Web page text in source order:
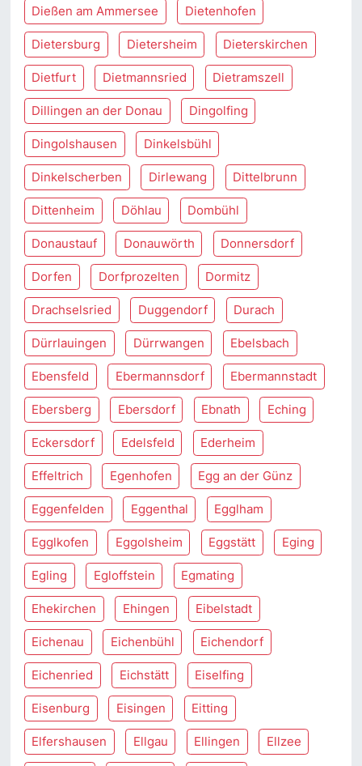
Dießen am Ammersee Dietenhofen
Dietersburg Dietersheim Dieterskirchen
Dietfurt Dietmannsried Dietramszell
Dillingen an der Donau Dingolfing
Dingolshausen Dinkelsbühl
Dinkelscherben Dirlewang Dittelbrunn
Dittenheim Döhlau Dombühl
Donaustauf Donauwörth Donnersdorf
Dorfen Dorfprozelten Dormitz
Drachselsried Duggendorf Durach
Dürrlauingen Dürrwangen Ebelsbach
Ebensfeld Ebermannsdorf Ebermannstadt
Ebersberg Ebersdorf Ebnath Eching
Eckersdorf Edelsfeld Ederheim
Effeltrich Egenhofen Egg an der Günz
Eggenfelden Eggenthal Egglham
Egglkofen Eggolsheim Eggstätt Eging
Egling Egloffstein Egmating
Ehekirchen Ehingen Eibelstadt
Eichenau Eichenbühl Eichendorf
Eichenried Eichstätt Eiselfing
Eisenburg Eisingen Eitting
Elfershausen Ellgau Ellingen Ellzee